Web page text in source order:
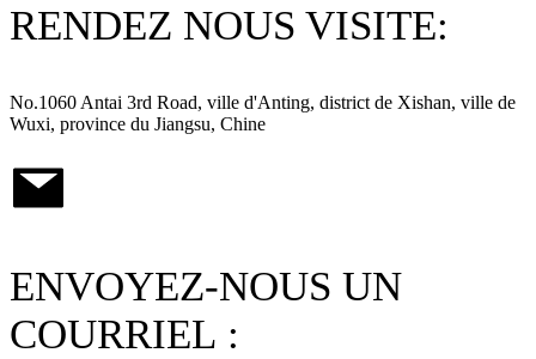
RENDEZ NOUS VISITE:
No.1060 Antai 3rd Road, ville d'Anting, district de Xishan, ville de
Wuxi, province du Jiangsu, Chine
ENVOYEZ-NOUS UN
COURRIEL :